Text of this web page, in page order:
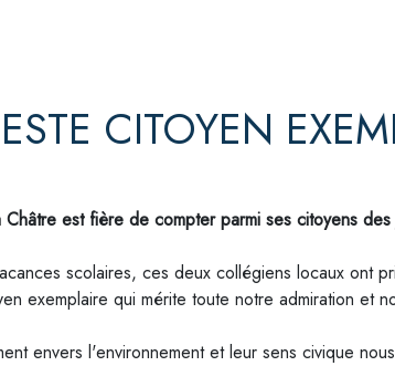
CITOYEN
est fière de compter parmi ses citoyens
scolaires, ces deux collégiens locaux ont
exemplaire qui mérite toute notre admiration et
envers l'environnement et leur sens civique